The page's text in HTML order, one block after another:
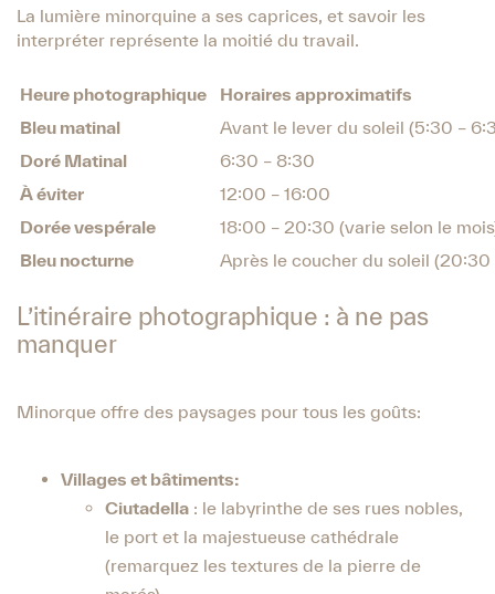
La lumière minorquine a ses caprices, et savoir les
interpréter représente la moitié du travail.
Heure photographique
Horaires approximatifs
Bleu matinal
Avant le lever du soleil (5:30 –
Doré Matinal
6:30 – 8:30
À éviter
12:00 – 16:00
Dorée vespérale
18:00 – 20:30 (varie selon le
Bleu nocturne
Après le coucher du soleil (20:30
L’itinéraire photographique : à ne pas
manquer
Minorque offre des paysages pour tous les goûts:
Villages et bâtiments:
Ciutadella : le labyrinthe de ses rues nobles,
le port et la majestueuse cathédrale
(remarquez les textures de la pierre de